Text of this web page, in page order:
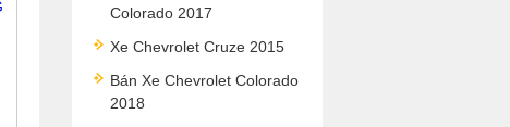
Colorado 2017
Xe Chevrolet Cruze 2015
Bán Xe Chevrolet Colorado
2018